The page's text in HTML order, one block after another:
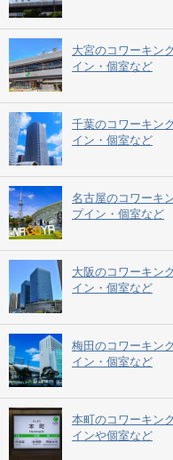
大宮のコワーキン
イン・個室など
千葉のコワーキン
イン・個室など
名古屋のコワーキ
プイン・個室など
大阪のコワーキン
イン・個室など
梅田のコワーキン
イン・個室など
本町のコワーキン
インや個室など